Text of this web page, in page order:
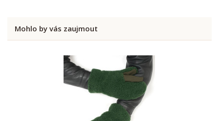
Mohlo by vás zaujmout